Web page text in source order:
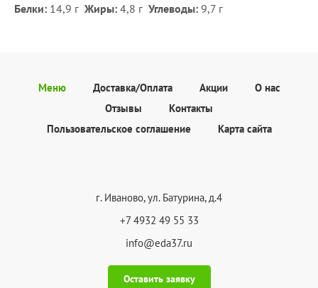
Белки: 14,9 г Жиры: 4,8 г Углеводы: 9,7 г
Меню Доставка/Оплата Акции
О нас
Отзывы
Контакты
Пользовательское соглашение
Карта сайта
г. Иваново, ул. Батурина, д.4
+7 4932 49 55 33
info@eda37.ru
Оставить заявку